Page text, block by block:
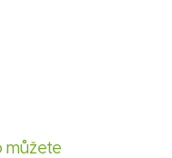
můžete